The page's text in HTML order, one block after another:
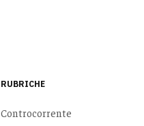
RUBRICHE
Controcorrente